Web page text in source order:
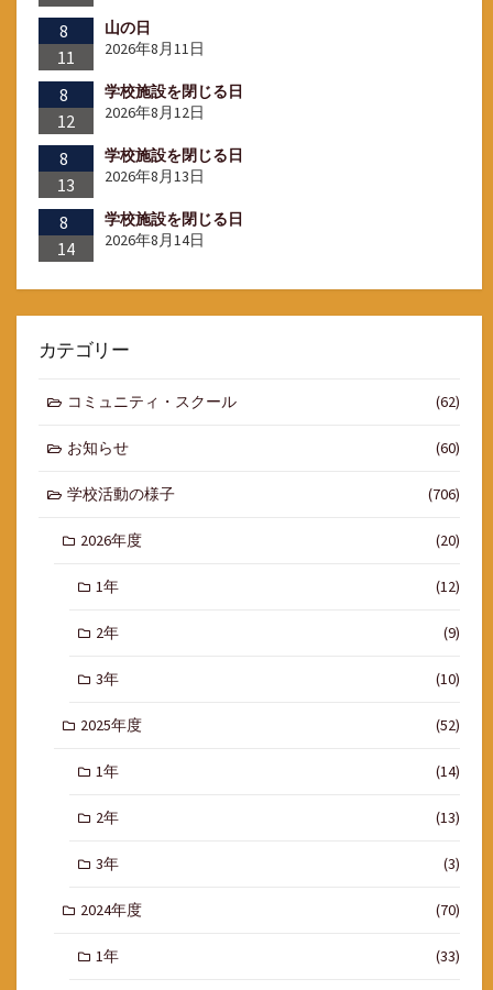
8
11
山の日
2026年8月11日
8
12
学校施設を閉じる日
2026年8月12日
8
13
学校施設を閉じる日
2026年8月13日
8
14
学校施設を閉じる日
2026年8月14日
カテゴリー
コミュニティ・スクール (62)
お知らせ (60)
学校活動の様子 (706)
2026年度 (20)
1年 (12)
2年 (9)
3年 (10)
2025年度 (52)
1年 (14)
2年 (13)
3年 (3)
2024年度 (70)
1年 (33)